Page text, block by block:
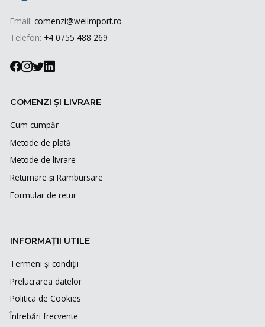
Email: comenzi@weiimport.ro
Telefon: +4 0755 488 269
COMENZI ȘI LIVRARE
Cum cumpăr
Metode de plată
Metode de livrare
Returnare și Rambursare
Formular de retur
INFORMAȚII UTILE
Termeni și condiții
Prelucrarea datelor
Politica de Cookies
Întrebări frecvente